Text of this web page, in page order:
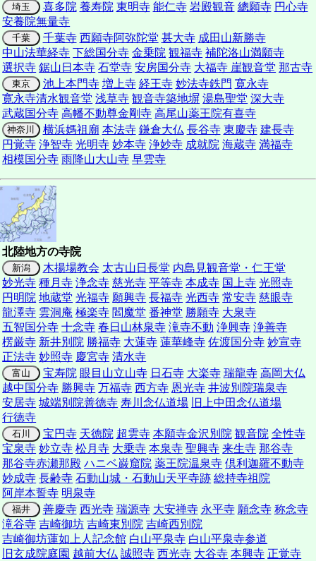
埼玉 喜多院 養寿院 東明寺 能仁寺 岩殿観音 總願寺 円心寺
安養院無量寺
千葉 千葉寺 西願寺阿弥陀堂 甚大寺 成田山新勝寺
中山法華経寺 下総国分寺 金乗院 観福寺 補陀洛山満願寺
選択寺 鋸山日本寺 石堂寺 安房国分寺 大福寺 崖観音堂 那古寺
東京 池上本門寺 増上寺 経王寺 妙法寺鉄門 寛永寺
寛永寺清水観音堂 浅草寺 観音寺築地塀 湯島聖堂 深大寺
武蔵国分寺 高幡不動尊金剛寺 高尾山薬王院有喜寺
神奈川 横浜媽祖廟 本法寺 鎌倉大仏 長谷寺 東慶寺 建長寺
円覚寺 浄智寺 光明寺 妙本寺 浄妙寺 成就院 海蔵寺 満福寺
相模国分寺 雨降山大山寺 早雲寺
北陸地方の寺院
新潟 木揚場教会 太古山日長堂 内島見観音堂・仁王堂
妙光寺 種月寺 浄念寺 慈光寺 平等寺 本成寺 国上寺 光照寺
円明院 地蔵堂 光福寺 願興寺 長福寺 光西寺 常安寺 慈眼寺
龍澤寺 雲洞庵 極楽寺 閻魔堂 番神堂 勝願寺 大泉寺
五智国分寺 十念寺 春日山林泉寺 滝寺不動 浄興寺 浄善寺
楞厳寺 新井別院 勝福寺 大蓮寺 蓮華峰寺 佐渡国分寺 妙宣寺
正法寺 妙照寺 慶宮寺 清水寺
富山 宝寿院 眼目山立山寺 日石寺 大楽寺 瑞龍寺 高岡大仏
越中国分寺 勝興寺 万福寺 西方寺 恩光寺 井波別院瑞泉寺
安居寺 城端別院善徳寺 寿川念仏道場
旧上中田念仏道場
行徳寺
石川 宝円寺 天徳院 超雲寺 本願寺金沢別院 観音院 全性寺
宝泉寺 妙立寺 松月寺 大乗寺 本泉寺 聖興寺 来生寺 那谷寺
那谷寺赤瀬那殿 ハニベ巌窟院 薬王院温泉寺 倶利迦羅不動寺
妙成寺 長齢寺 石動山城・石動山天平寺跡 総持寺祖院
阿岸本誓寺 明泉寺
福井 善慶寺 西光寺 瑞源寺 大安禅寺 永平寺 願念寺 称念寺
滝谷寺 吉崎御坊 吉崎東別院 吉崎西別院
吉崎御坊蓮如上人記念館 白山平泉寺 白山平泉寺参道
旧玄成院庭園 越前大仏 誠照寺 西光寺 大谷寺 本興寺 正覚寺